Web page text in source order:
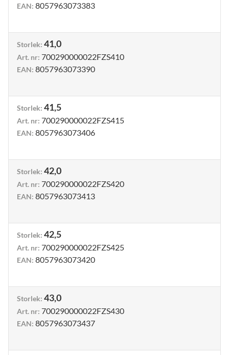
EAN: 8057963073383
Storlek: 41,0
Art. nr: 700290000022FZS410
EAN: 8057963073390
Storlek: 41,5
Art. nr: 700290000022FZS415
EAN: 8057963073406
Storlek: 42,0
Art. nr: 700290000022FZS420
EAN: 8057963073413
Storlek: 42,5
Art. nr: 700290000022FZS425
EAN: 8057963073420
Storlek: 43,0
Art. nr: 700290000022FZS430
EAN: 8057963073437